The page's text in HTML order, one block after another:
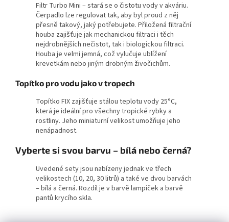
Filtr Turbo Mini – stará se o čistotu vody v akváriu.
Čerpadlo lze regulovat tak, aby byl proud z něj
přesně takový, jaký potřebujete. Přiložená filtrační
houba zajišťuje jak mechanickou filtraci i těch
nejdrobnějších nečistot, tak i biologickou filtraci.
Houba je velmi jemná, což vylučuje ublížení
krevetkám nebo jiným drobným živočichům.
Topítko pro vodu jako v tropech
Topítko FIX zajišťuje stálou teplotu vody 25°C,
která je ideální pro všechny tropické rybky a
rostliny. Jeho miniaturní velikost umožňuje jeho
nenápadnost.
Vyberte si svou barvu – bílá nebo černá?
Uvedené sety jsou nabízeny jednak ve třech
velikostech (10, 20, 30 litrů) a také ve dvou barvách
– bílá a černá. Rozdíl je v barvě lampiček a barvě
pantů krycího skla.